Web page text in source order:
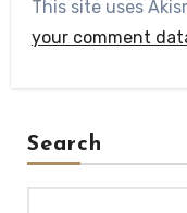
This site uses
your comment
Search